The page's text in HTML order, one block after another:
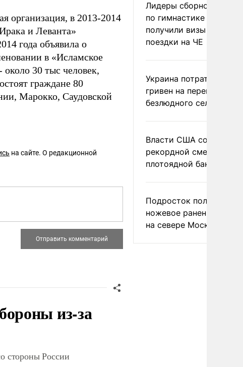
организация, в 2013-2014
и Леванта»
года объявила о
в «Исламское
30 тыс человек,
граждане 80
Марокко, Саудовской
на сайте. О редакционной
из-за
стороны России
Лидеры сборной
по гимнастике не
получили визы для
поездки на ЧЕ
Украина потратила 1
гривен на
безлюдного села
Власти США сообщили
рекордной смертности
плотоядной бактерии
Подросток получил
ножевое ранение в
на севере Москвы